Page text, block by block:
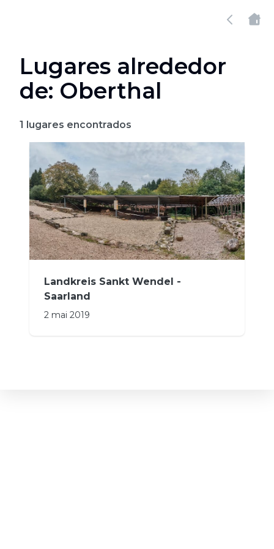
Lugares alrededor
de: Oberthal
1 lugares encontrados
Landkreis Sankt Wendel -
Saarland
2 mai 2019